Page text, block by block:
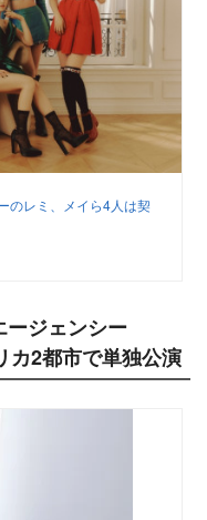
レミ、メイら4人は契
ージェンシー
カ2都市で単独公演